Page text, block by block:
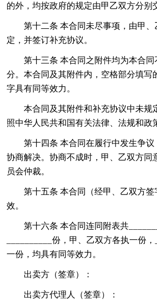
的外，均按政府的规定由甲乙双方分别
第十二条 本合同未尽事项，由甲、
定，并签订补充协议。
第十三条 本合同之附件均为本合
分。本合同及其附件内，空格部分填写
字具有同等效力。
本合同及其附件和补充协议中未规
照中华人民共和国有关法律、法规和政
第十四条 本合同在履行中发生争
协商解决。协商不成时，甲、乙双方同
员会仲裁。
第十五条 本合同（经甲、乙双方签
效。
第十六条 本合同连同附表共
__________份，甲、乙双方各执一份
一份，均具有同等效力。
出卖方（签章）：
出卖方代理人（签章）：